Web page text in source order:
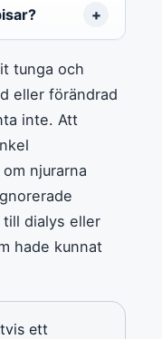
tunga och
eller förändrad
inte. Att
njurarna
dialys eller
hade kunnat
ett